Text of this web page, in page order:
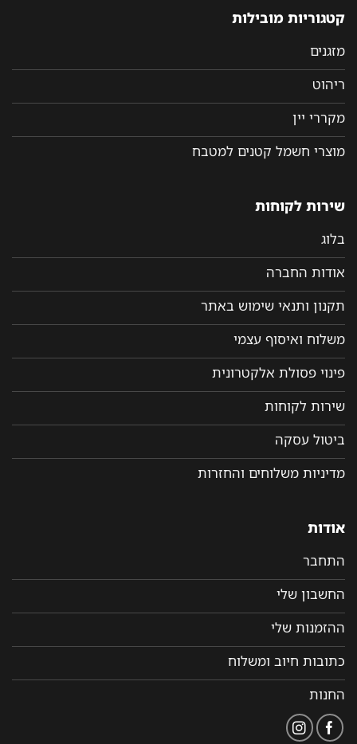
קטגוריות מובילות
מזגנים
ריהוט
מקררי יין
מוצרי חשמל קטנים למטבח
שירות לקוחות
בלוג
אודות החברה
תקנון ותנאי שימוש באתר
משלוח ואיסוף עצמי
פינוי פסולת אלקטרונית
שירות לקוחות
ביטול עסקה
מדיניות משלוחים והחזרות
אודות
התחבר
החשבון שלי
ההזמנות שלי
כתובות חיוב ומשלוח
החנות